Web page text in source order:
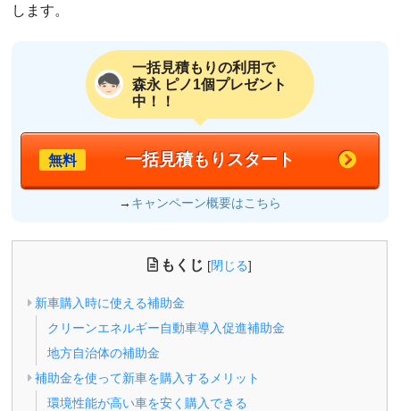
します。
一括見積もりの利用で
森永 ピノ1個プレゼント
中！！
無料 一括見積もりスタート
→ キャンペーン概要はこちら
もくじ [閉じる]
新車購入時に使える補助金
クリーンエネルギー自動車導入促進補助金
地方自治体の補助金
補助金を使って新車を購入するメリット
環境性能が高い車を安く購入できる